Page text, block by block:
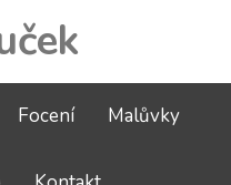
Focení Malůvky